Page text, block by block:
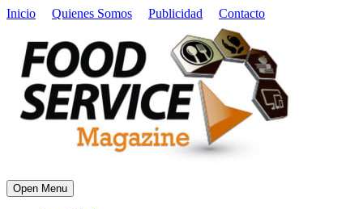
Inicio Quienes Somos Publicidad Contacto
Open Menu